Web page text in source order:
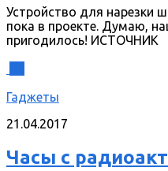
Устройство для нарезки
пока в проекте. Думаю,
пригодилось! ИСТОЧНИК
Гаджеты
21.04.2017
Часы с